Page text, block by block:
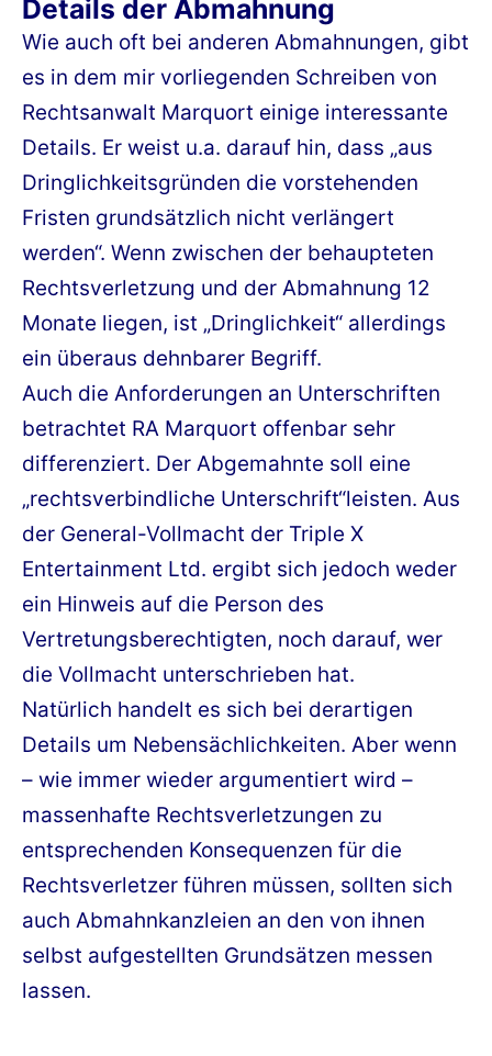
Details der Abmahnung
Wie auch oft bei anderen Abmahnungen, gibt
es in dem mir vorliegenden Schreiben von
Rechtsanwalt Marquort einige interessante
Details. Er weist u.a. darauf hin, dass „aus
Dringlichkeitsgründen die vorstehenden
Fristen grundsätzlich nicht verlängert
werden“. Wenn zwischen der behaupteten
Rechtsverletzung und der Abmahnung 12
Monate liegen, ist „Dringlichkeit“ allerdings
ein überaus dehnbarer Begriff.
Auch die Anforderungen an Unterschriften
betrachtet RA Marquort offenbar sehr
differenziert. Der Abgemahnte soll eine
„rechtsverbindliche Unterschrift“leisten. Aus
der General-Vollmacht der Triple X
Entertainment Ltd. ergibt sich jedoch weder
ein Hinweis auf die Person des
Vertretungsberechtigten, noch darauf, wer
die Vollmacht unterschrieben hat.
Natürlich handelt es sich bei derartigen
Details um Nebensächlichkeiten. Aber wenn
– wie immer wieder argumentiert wird –
massenhafte Rechtsverletzungen zu
entsprechenden Konsequenzen für die
Rechtsverletzer führen müssen, sollten sich
auch Abmahnkanzleien an den von ihnen
selbst aufgestellten Grundsätzen messen
lassen.